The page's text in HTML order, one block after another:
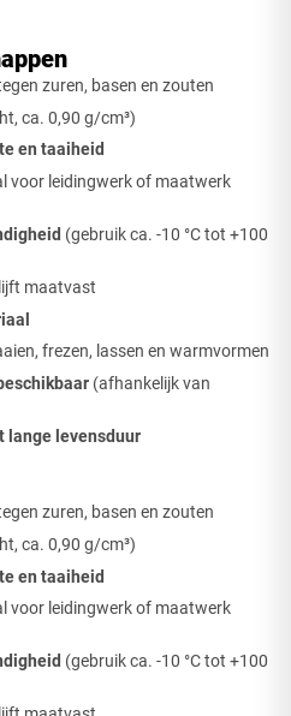
zuren, basen en zouten
ca. 0,90 g/cm³)
en taaiheid
voor leidingwerk of maatwerk
(gebruik ca. -10 °C tot +100
maatvast
frezen, lassen en warmvormen
(afhankelijk van
lange levensduur
zuren, basen en zouten
ca. 0,90 g/cm³)
en taaiheid
voor leidingwerk of maatwerk
(gebruik ca. -10 °C tot +100